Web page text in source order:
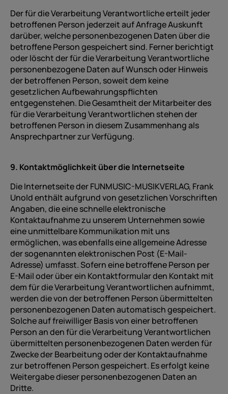
Der für die Verarbeitung Verantwortliche erteilt jeder
betroffenen Person jederzeit auf Anfrage Auskunft
darüber, welche personenbezogenen Daten über die
betroffene Person gespeichert sind. Ferner berichtigt
oder löscht der für die Verarbeitung Verantwortliche
personenbezogene Daten auf Wunsch oder Hinweis
der betroffenen Person, soweit dem keine
gesetzlichen Aufbewahrungspflichten
entgegenstehen. Die Gesamtheit der Mitarbeiter des
für die Verarbeitung Verantwortlichen stehen der
betroffenen Person in diesem Zusammenhang als
Ansprechpartner zur Verfügung.
9. Kontaktmöglichkeit über die Internetseite
Die Internetseite der FUNMUSIC-MUSIKVERLAG, Frank
Unold enthält aufgrund von gesetzlichen Vorschriften
Angaben, die eine schnelle elektronische
Kontaktaufnahme zu unserem Unternehmen sowie
eine unmittelbare Kommunikation mit uns
ermöglichen, was ebenfalls eine allgemeine Adresse
der sogenannten elektronischen Post (E-Mail-
Adresse) umfasst. Sofern eine betroffene Person per
E-Mail oder über ein Kontaktformular den Kontakt mit
dem für die Verarbeitung Verantwortlichen aufnimmt,
werden die von der betroffenen Person übermittelten
personenbezogenen Daten automatisch gespeichert.
Solche auf freiwilliger Basis von einer betroffenen
Person an den für die Verarbeitung Verantwortlichen
übermittelten personenbezogenen Daten werden für
Zwecke der Bearbeitung oder der Kontaktaufnahme
zur betroffenen Person gespeichert. Es erfolgt keine
Weitergabe dieser personenbezogenen Daten an
Dritte.